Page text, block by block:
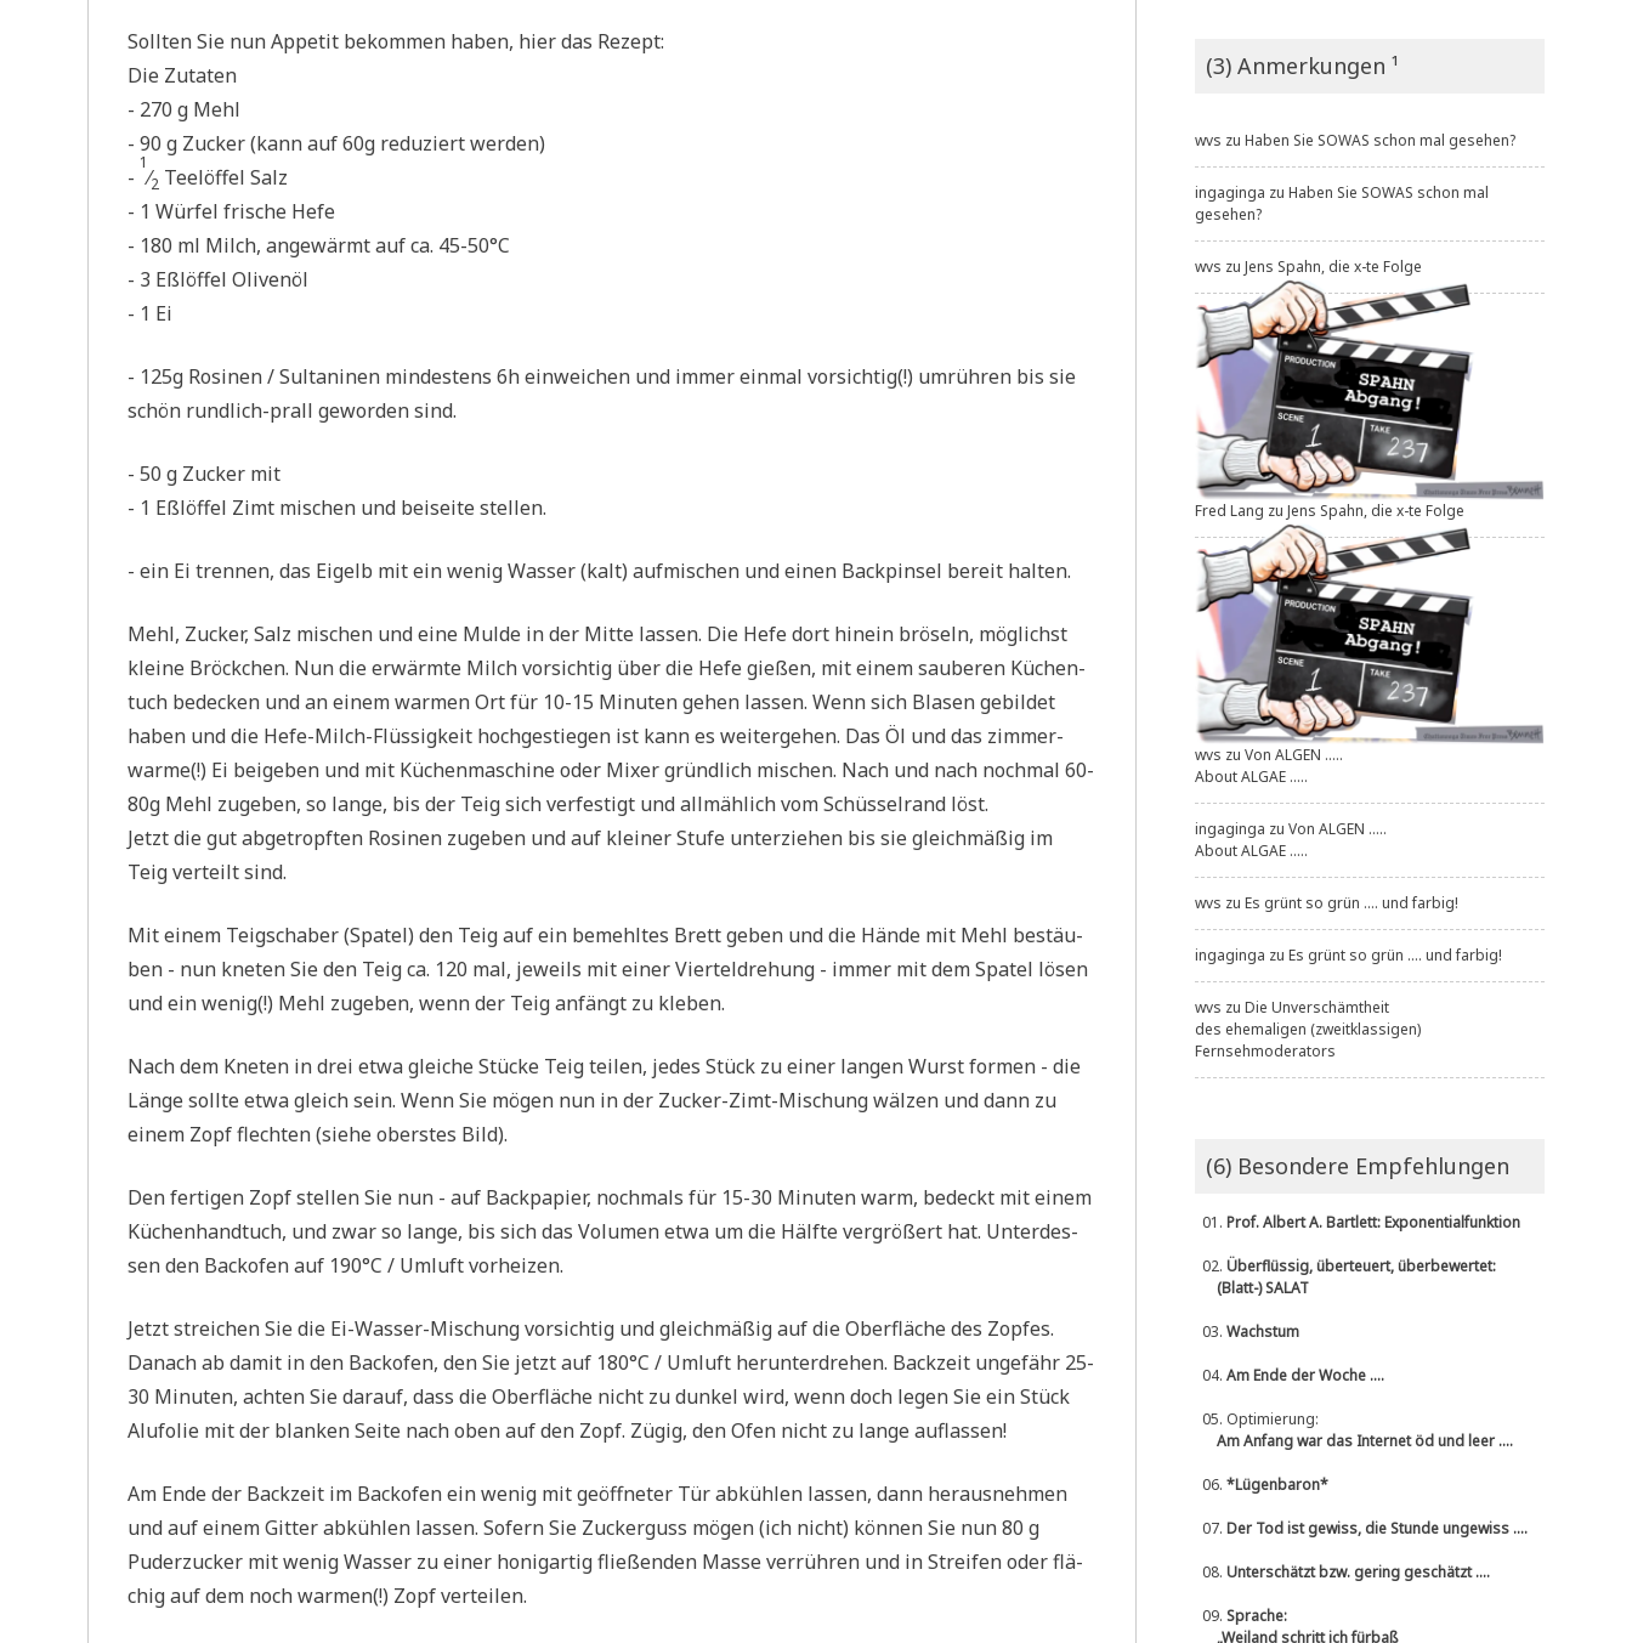
Soll­ten Sie nun Appe­tit bekom­men haben, hier das Rezept:
Die Zutaten
- 270 g Mehl
- 90 g Zucker (kann auf 60g redu­ziert werden)
-
1
⁄2 Tee­löf­fel Salz
- 1 Wür­fel fri­sche Hefe
- 180 ml Milch, ange­wärmt auf ca. 45-50°C
- 3 Eßlöf­fel Olivenöl
- 1 Ei
- 125g Rosi­nen / Sul­ta­ni­nen min­de­stens 6h ein­wei­chen und immer ein­mal vor­sich­tig(!) umrüh­ren bis sie
schön rund­lich-prall gewor­den sind.
- 50 g Zucker mit
- 1 Eßlöf­fel Zimt mischen und bei­sei­te stellen.
- ein Ei tren­nen, das Eigelb mit ein wenig Was­ser (kalt) auf­mi­schen und einen Back­pin­sel bereit halten.
Mehl, Zucker, Salz mischen und eine Mul­de in der Mit­te las­sen. Die Hefe dort hin­ein brö­seln, mög­lichst
klei­ne Bröck­chen. Nun die erwärm­te Milch vor­sich­tig über die Hefe gie­ßen, mit einem sau­be­ren Küchen­
tuch bedecken und an einem war­men Ort für 10-15 Minu­ten gehen las­sen. Wenn sich Bla­sen gebil­det
haben und die Hefe-Milch-Flüs­sig­keit hoch­ge­stie­gen ist kann es wei­ter­ge­hen. Das Öl und das zim­mer­
war­me(!) Ei bei­geben und mit Küchen­ma­schi­ne oder Mixer gründ­lich mischen. Nach und nach noch­mal 60-
80g Mehl zuge­ben, so lan­ge, bis der Teig sich ver­fe­stigt und all­mäh­lich vom Schüs­sel­rand löst.
Jetzt die gut abge­tropf­ten Rosi­nen zuge­ben und auf klei­ner Stu­fe unter­zie­hen bis sie gleich­mä­ßig im
Teig ver­teilt sind.
Mit einem Teigs­cha­ber (Spa­tel) den Teig auf ein bemehl­tes Brett geben und die Hän­de mit Mehl bestäu­
ben - nun kne­ten Sie den Teig ca. 120 mal, jeweils mit einer Vier­tel­dre­hung - immer mit dem Spa­tel lösen
und ein wenig(!) Mehl zuge­ben, wenn der Teig anfängt zu kleben.
Nach dem Kne­ten in drei etwa glei­che Stücke Teig tei­len, jedes Stück zu einer lan­gen Wurst for­men - die
Län­ge soll­te etwa gleich sein. Wenn Sie mögen nun in der Zucker-Zimt-Mischung wäl­zen und dann zu
einem Zopf flech­ten (sie­he ober­stes Bild).
Den fer­ti­gen Zopf stel­len Sie nun - auf Back­pa­pier, noch­mals für 15-30 Minu­ten warm, bedeckt mit einem
Küchen­hand­tuch, und zwar so lan­ge, bis sich das Volu­men etwa um die Hälf­te ver­grö­ßert hat. Unter­des­
sen den Back­ofen auf 190°C / Umluft vorheizen.
Jetzt strei­chen Sie die Ei-Was­ser-Mischung vor­sich­tig und gleich­mä­ßig auf die Ober­flä­che des Zop­fes.
Danach ab damit in den Back­ofen, den Sie jetzt auf 180°C / Umluft her­un­ter­dre­hen. Back­zeit unge­fähr 25-
30 Minu­ten, ach­ten Sie dar­auf, dass die Ober­flä­che nicht zu dun­kel wird, wenn doch legen Sie ein Stück
Alu­fo­lie mit der blan­ken Sei­te nach oben auf den Zopf. Zügig, den Ofen nicht zu lan­ge auflassen!
Am Ende der Back­zeit im Back­ofen ein wenig mit geöff­ne­ter Tür abküh­len las­sen, dann her­aus­neh­men
und auf einem Git­ter abküh­len las­sen. Sofern Sie Zucker­guss mögen (ich nicht) kön­nen Sie nun 80 g
Puder­zucker mit wenig Was­ser zu einer honig­ar­tig flie­ßen­den Mas­se ver­rüh­ren und in Strei­fen oder flä­
chig auf dem noch war­men(!) Zopf verteilen.
(3) Anmerkungen ¹
wvs zu Haben Sie SOWAS schon mal gesehen?
ingaginga zu Haben Sie SOWAS schon mal
gesehen?
wvs zu Jens Spahn, die x-te Folge
Fred Lang zu Jens Spahn, die x-te Folge
wvs zu Von ALGEN .....
About ALGAE .....
ingaginga zu Von ALGEN .....
About ALGAE .....
wvs zu Es grünt so grün .... und farbig!
ingaginga zu Es grünt so grün .... und farbig!
wvs zu Die Unverschämtheit
des ehemaligen (zweitklassigen)
Fernsehmoderators
(6) Besondere Empfehlungen
01. Prof. Albert A. Bartlett: Exponentialfunktion
02. Überflüssig, überteuert, überbewertet:
(Blatt-) SALAT
03. Wachstum
04. Am Ende der Woche ....
05. Optimierung:
Am Anfang war das Internet öd und leer ....
06. *Lügenbaron*
07. Der Tod ist gewiss, die Stunde ungewiss ....
08. Unterschätzt bzw. gering geschätzt ....
09. Sprache:
„Weiland schritt ich fürbaß